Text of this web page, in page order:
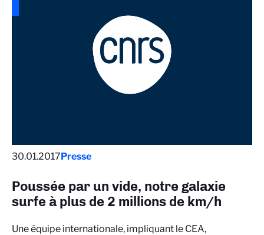
30.01.2017Presse
Poussée par un vide, notre galaxie
surfe à plus de 2 millions de km/h
Une équipe internationale, impliquant le CEA,